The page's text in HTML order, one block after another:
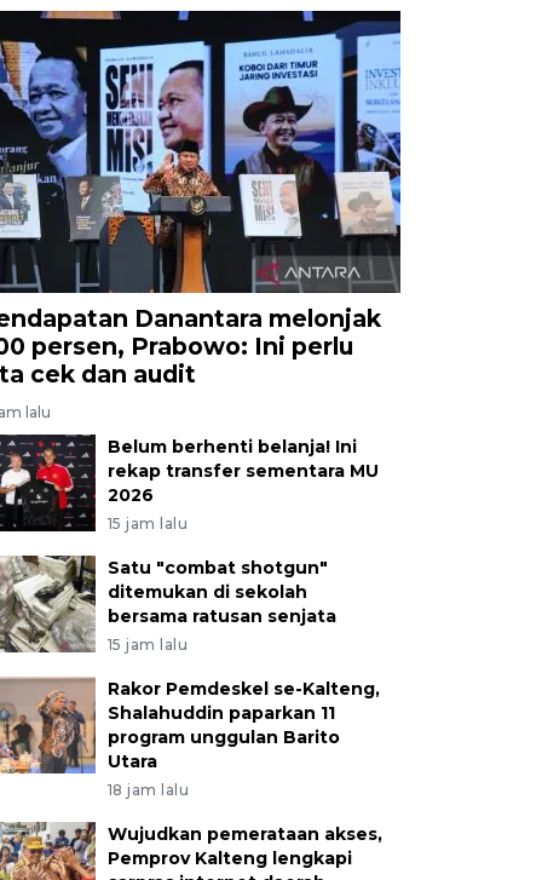
Danantara melonjak
persen, Prabowo: Ini perlu
cek dan audit
lalu
Belum berhenti belanja! Ini
rekap transfer sementara MU
2026
15 jam lalu
Satu "combat shotgun"
ditemukan di sekolah
bersama ratusan senjata
15 jam lalu
Rakor Pemdeskel se-Kalteng,
Shalahuddin paparkan 11
program unggulan Barito
Utara
18 jam lalu
Wujudkan pemerataan akses,
Pemprov Kalteng lengkapi